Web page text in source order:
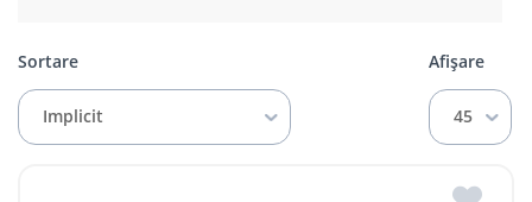
Sortare
Implicit
Afișare
45